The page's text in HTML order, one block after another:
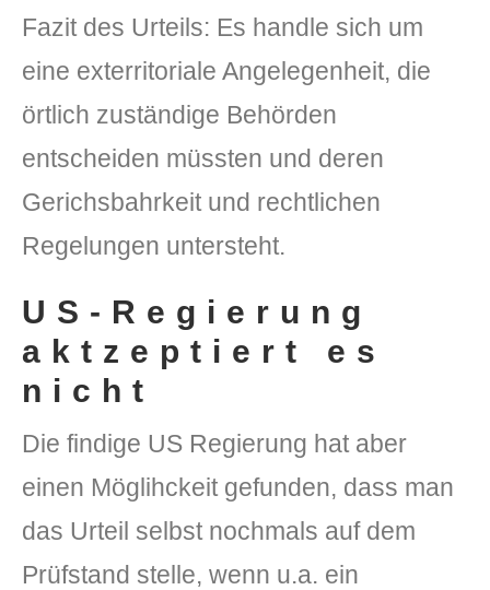
Fazit des Urteils: Es handle sich um
eine exterritoriale Angelegenheit, die
örtlich zuständige Behörden
entscheiden müssten und deren
Gerichsbahrkeit und rechtlichen
Regelungen untersteht.
US-Regierung
aktzeptiert es
nicht
Die findige US Regierung hat aber
einen Möglihckeit gefunden, dass man
das Urteil selbst nochmals auf dem
Prüfstand stelle, wenn u.a. ein